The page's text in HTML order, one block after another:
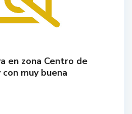
en zona Centro de
muy buena